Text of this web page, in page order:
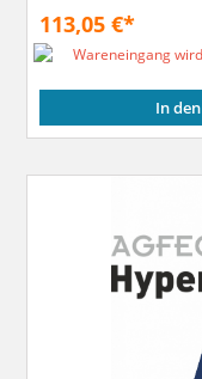
113,05 €*
Wareneingang
In